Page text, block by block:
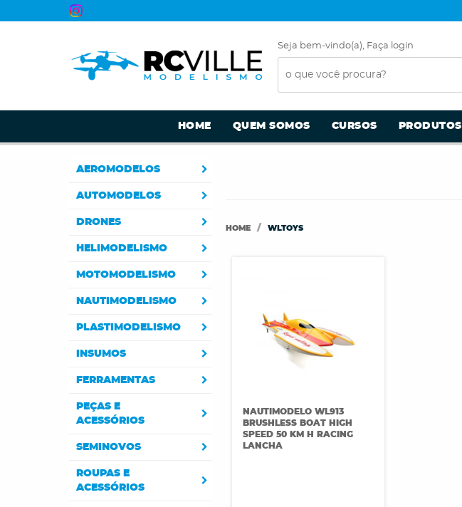
Seja bem-vindo(a), Faça login
HOME QUEM SOMOS CURSOS PRODUTOS
AEROMODELOS
AUTOMODELOS
DRONES
HELIMODELISMO
MOTOMODELISMO
NAUTIMODELISMO
PLASTIMODELISMO
INSUMOS
FERRAMENTAS
PEÇAS E
ACESSÓRIOS
SEMINOVOS
ROUPAS E
ACESSÓRIOS
HOME WLTOYS
NAUTIMODELO WL913
BRUSHLESS BOAT HIGH
SPEED 50 KM H RACING
LANCHA